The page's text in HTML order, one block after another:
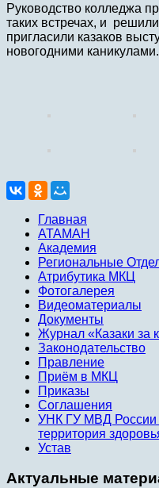
Руководство колледжа
таких встречах, и
пригласили казаков
новогодними каникулами.
Главная
АТАМАН
Академия
Региональные
Атрибутика МКЦ
Фотогалерея
Видеоматериалы
Документы
Журнал «Казаки за
Законодательство
Правление
Приём в МКЦ
Приказы
Соглашения
УНК ГУ МВД России
территория
Устав
Актуальные